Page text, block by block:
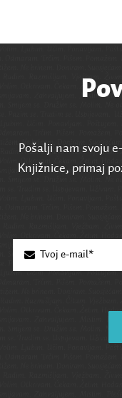
Pošalji nam svoju
Knjižnice, primaj